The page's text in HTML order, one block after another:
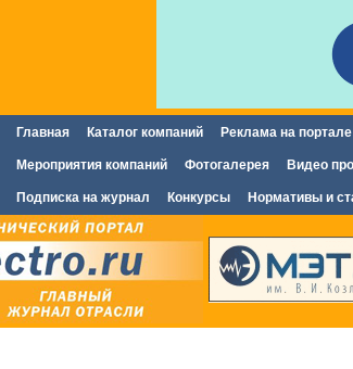
Главное меню
Главная Каталог компаний Реклама на портале
Мероприятия компаний Фотогалерея Видео
Подписка на журнал Конкурсы Нормативы и